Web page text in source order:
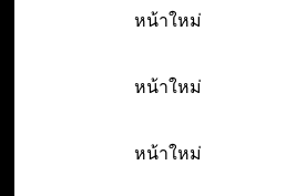
หน้าใหม่
หน้าใหม่
หน้าใหม่